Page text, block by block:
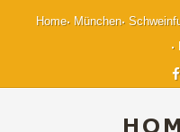
Home München